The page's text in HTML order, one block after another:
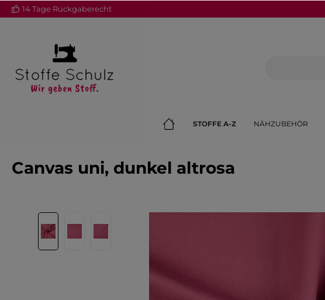
Zur Hauptnavigation springen
14 Tage Rückgaberecht
STOFFE A-Z NÄHZUBEHÖR
Canvas uni, dunkel altrosa
Bildergalerie überspringen